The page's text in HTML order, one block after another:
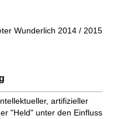
Wunderlich 2014 / 2015
artifizieller
"Held" unter den Einfluss